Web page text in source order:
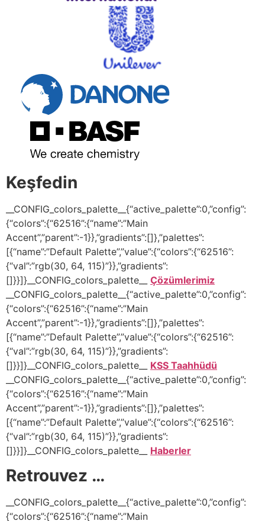
Keşfedin
__CONFIG_colors_palette__{“active_palette”:0,”config”:
{“colors”:{“62516”:{“name”:”Main
Accent”,”parent”:-1}},”gradients”:[]},”palettes”:
[{“name”:”Default Palette”,”value”:{“colors”:{“62516”:
{“val”:”rgb(30, 64, 115)”}},”gradients”:
[]}}]}__CONFIG_colors_palette__ Çözümlerimiz
__CONFIG_colors_palette__{“active_palette”:0,”config”:
{“colors”:{“62516”:{“name”:”Main
Accent”,”parent”:-1}},”gradients”:[]},”palettes”:
[{“name”:”Default Palette”,”value”:{“colors”:{“62516”:
{“val”:”rgb(30, 64, 115)”}},”gradients”:
[]}}]}__CONFIG_colors_palette__ KSS Taahhüdü
__CONFIG_colors_palette__{“active_palette”:0,”config”:
{“colors”:{“62516”:{“name”:”Main
Accent”,”parent”:-1}},”gradients”:[]},”palettes”:
[{“name”:”Default Palette”,”value”:{“colors”:{“62516”:
{“val”:”rgb(30, 64, 115)”}},”gradients”:
[]}}]}__CONFIG_colors_palette__ Haberler
Retrouvez …
__CONFIG_colors_palette__{“active_palette”:0,”config”:
{“colors”:{“62516”:{“name”:”Main